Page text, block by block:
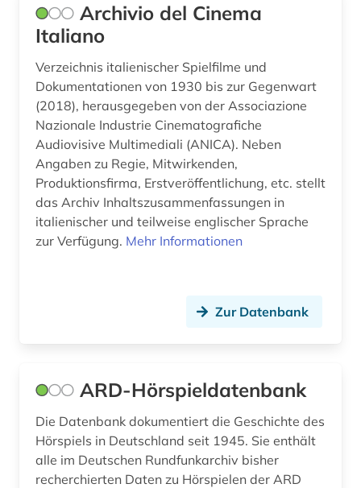
indisches theater (1)
industriefilm (1)
informationsgesellschaft (1)
ingenieurwissenschaften (1)
ingmar (1)
inhalt (1)
innenpolitik (1)
internationales recht (1)
isbn (1)
islam (1)
Archivio del Cinema
Italiano
Verzeichnis italienischer Spielfilme und
Dokumentationen von 1930 bis zur Gegenwart
(2018), herausgegeben von der Associazione
Nazionale Industrie Cinematografiche
Audiovisive Multimediali (ANICA). Neben
Angaben zu Regie, Mitwirkenden,
Produktionsfirma, Erstveröffentlichung, etc. stellt
das Archiv Inhaltszusammenfassungen in
italienischer und teilweise englischer Sprache
zur Verfügung. Mehr Informationen
Zur Datenbank
ARD-Hörspieldatenbank
Die Datenbank dokumentiert die Geschichte des
Hörspiels in Deutschland seit 1945. Sie enthält
alle im Deutschen Rundfunkarchiv bisher
recherchierten Daten zu Hörspielen der ARD